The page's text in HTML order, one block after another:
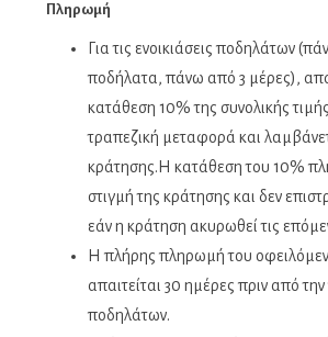
Πληρωμή
Για τις ενοικιάσεις ποδηλάτων
ποδήλατα, πάνω από 3 μέρες),
κατάθεση 10% της συνολικής
τραπεζική μεταφορά και
κράτησης.Η κατάθεση του 10%
στιγμή της κράτησης και δεν
εάν η κράτηση ακυρωθεί τις
Η πλήρης πληρωμή του
απαιτείται 30 ημέρες πριν από
ποδηλάτων.